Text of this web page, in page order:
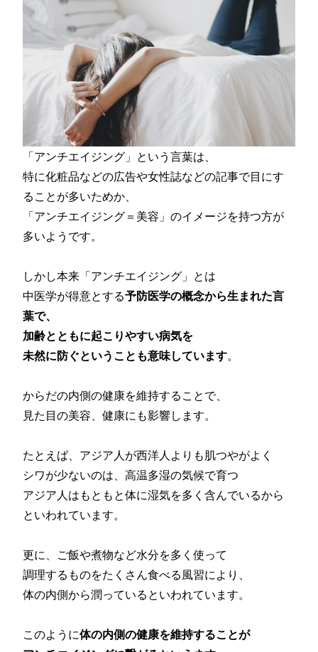
「アンチエイジング」という言葉は、
特に化粧品などの広告や女性誌などの記事で目にす
ることが多いためか、
「アンチエイジング＝美容」のイメージを持つ方が
多いようです。
しかし本来「アンチエイジング」とは
中医学が得意とする予防医学の概念から生まれた言
葉で、
加齢とともに起こりやすい病気を
未然に防ぐということも意味しています。
からだの内側の健康を維持することで、
見た目の美容、健康にも影響します。
たとえば、アジア人が西洋人よりも肌つやがよく
シワが少ないのは、高温多湿の気候で育つ
アジア人はもともと体に湿気を多く含んでいるから
といわれています。
更に、ご飯や煮物など水分を多く使って
調理するものをたくさん食べる風習により、
体の内側から潤っているといわれています。
このように体の内側の健康を維持することが